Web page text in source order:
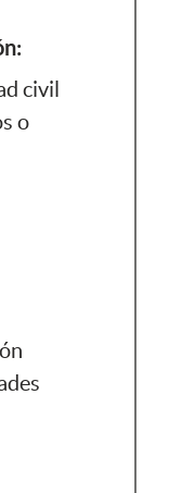
civil
o